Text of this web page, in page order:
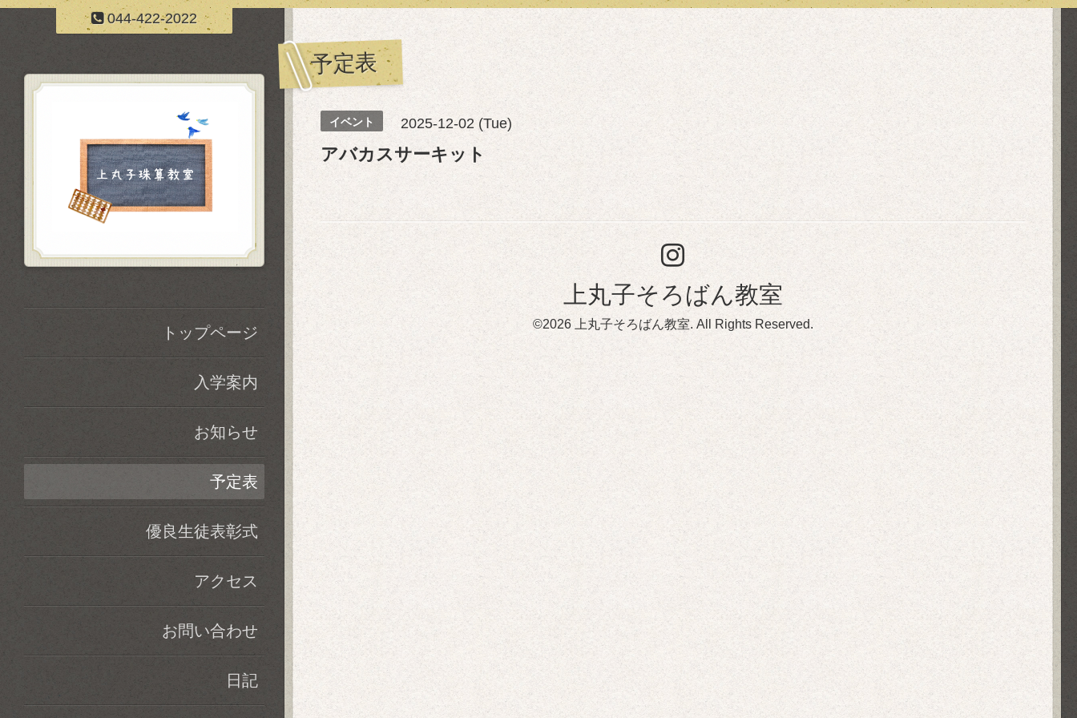
044-422-2022
予定表
イベント 2025-12-02 (Tue)
アバカスサーキット
上丸子そろばん教室
©2026 上丸子そろばん教室. All Rights Reserved.
トップページ
入学案内
お知らせ
予定表
優良生徒表彰式
アクセス
お問い合わせ
日記